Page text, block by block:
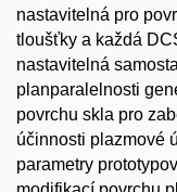
nastavitelná pro
tloušťky a každá
nastavitelná
planparalelnosti
povrchu skla pro
účinnosti plazmové
parametry